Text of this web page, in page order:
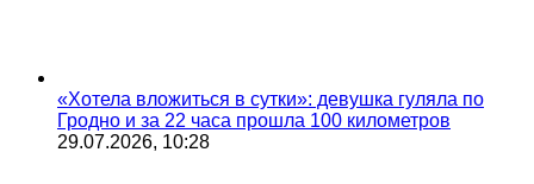
«Хотела вложиться в сутки»: девушка гуляла по
Гродно и за 22 часа прошла 100 километров
29.07.2026, 10:28